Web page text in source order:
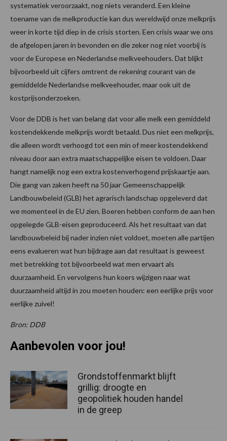
systematiek veroorzaakt, nog niets veranderd. Een kleine
toename van de melkproductie kan dus wereldwijd onze melkprijs
weer in korte tijd diep in de crisis storten. Een crisis waar we ons
de afgelopen jaren in bevonden en die zeker nog niet voorbij is
voor de Europese en Nederlandse melkveehouders. Dat blijkt
bijvoorbeeld uit cijfers omtrent de rekening courant van de
gemiddelde Nederlandse melkveehouder, maar ook uit de
kostprijsonderzoeken.
Voor de DDB is het van belang dat voor alle melk een gemiddeld
kostendekkende melkprijs wordt betaald. Dus niet een melkprijs,
die alleen wordt verhoogd tot een min of meer kostendekkend
niveau door aan extra maatschappelijke eisen te voldoen. Daar
hangt namelijk nog een extra kostenverhogend prijskaartje aan.
Die gang van zaken heeft na 50 jaar Gemeenschappelijk
Landbouwbeleid (GLB) het agrarisch landschap opgeleverd dat
we momenteel in de EU zien. Boeren hebben conform de aan hen
opgelegde GLB-eisen geproduceerd. Als het resultaat van dat
landbouwbeleid bij nader inzien niet voldoet, moeten alle partijen
eens evalueren wat hun bijdrage aan dat resultaat is geweest
met betrekking tot bijvoorbeeld wat men ervaart als
duurzaamheid. En vervolgens hun koers wijzigen naar wat
duurzaamheid altijd in zou moeten houden: een eerlijke prijs voor
eerlijke zuivel!
Bron: DDB
Aanbevolen voor jou!
Grondstoffenmarkt blijft
grillig: droogte en
geopolitiek houden handel
in de greep